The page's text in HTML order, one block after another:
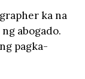
ka na
abogado.
pagka-